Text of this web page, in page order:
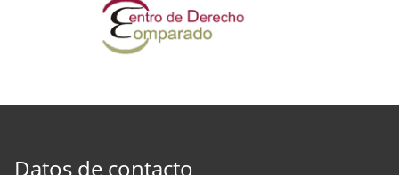
Datos de contacto